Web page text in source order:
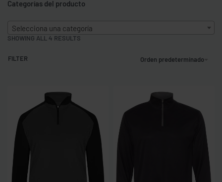
Categorías del producto
Selecciona una categoría
SHOWING ALL 4 RESULTS
Orden predeterminado
FILTER